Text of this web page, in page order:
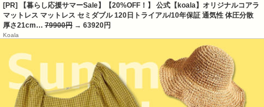
[PR] 【暮らし応援サマーSale】【20%OFF！】 公式【koala】オリジナルコアラ
マットレス マットレス セミダブル 120日トライアル/10年保証 通気性 体圧分散
厚さ21cm… 79900円 → 63920円
Koala